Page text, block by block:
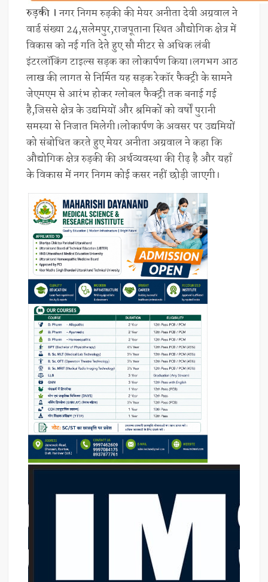
रुड़की ।नगर निगम रुड़की की मेयर अनीता देवी अग्रवाल ने
वार्ड संख्या 24,सलेमपुर,राजपूताना स्थित औद्योगिक क्षेत्र में
विकास को नई गति देते हुए सौ मीटर से अधिक लंबी
इंटरलॉकिंग टाइल्स सड़क का लोकार्पण किया।लगभग आठ
लाख की लागत से निर्मित यह सड़क रेकॉर फैक्ट्री के सामने
जेएमएम से आरंभ होकर ग्लोबल फैक्ट्री तक बनाई गई
है,जिससे क्षेत्र के उद्यमियों और श्रमिकों को वर्षों पुरानी
समस्या से निजात मिलेगी।लोकार्पण के अवसर पर उद्यमियों
को संबोधित करते हुए मेयर अनीता अग्रवाल ने कहा कि
औद्योगिक क्षेत्र रुड़की की अर्थव्यवस्था की रीढ़ है और यहाँ
के विकास में नगर निगम कोई कसर नहीं छोड़ी जाएगी।